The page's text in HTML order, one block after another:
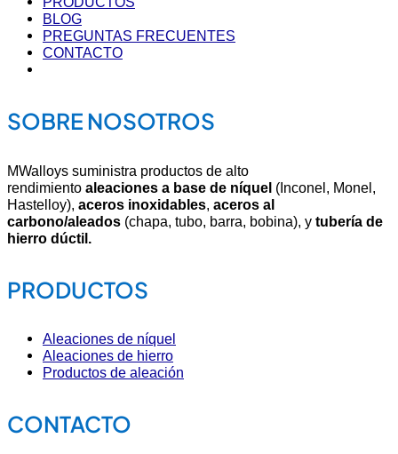
BLOG
PREGUNTAS FRECUENTES
CONTACTO
SOBRE NOSOTROS
MWalloys suministra productos de alto
rendimiento aleaciones a base de níquel (Inconel, Monel,
Hastelloy), aceros inoxidables, aceros al
carbono/aleados (chapa, tubo, barra, bobina), y tubería de
hierro dúctil.
PRODUCTOS
Aleaciones de níquel
Aleaciones de hierro
Productos de aleación
CONTACTO